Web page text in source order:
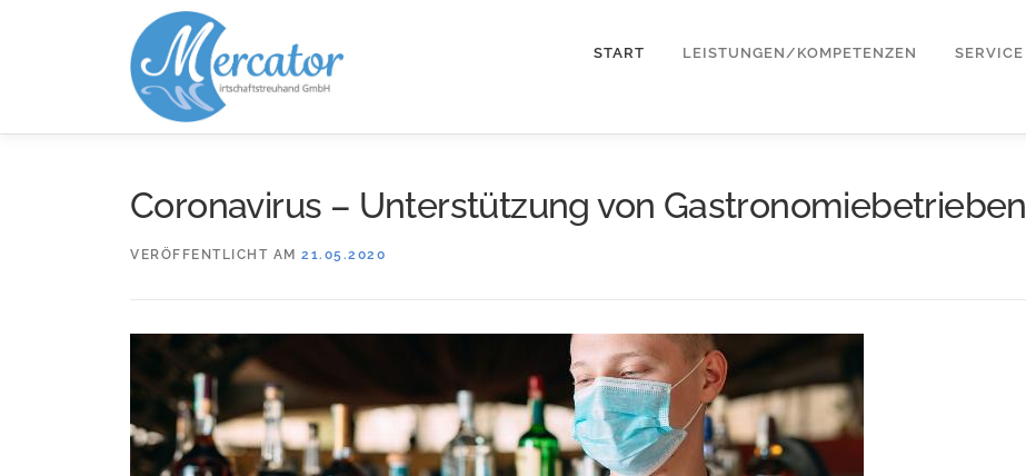
START LEISTUNGEN/KOMPETENZEN SERVICE
Coronavirus – Unterstützung von Gastronomiebetrieben
VERÖFFENTLICHT AM 21.05.2020